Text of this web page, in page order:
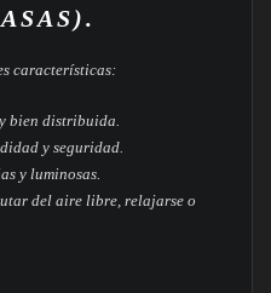
características:
bien distribuida.
y seguridad.
y luminosas.
del aire libre, relajarse o